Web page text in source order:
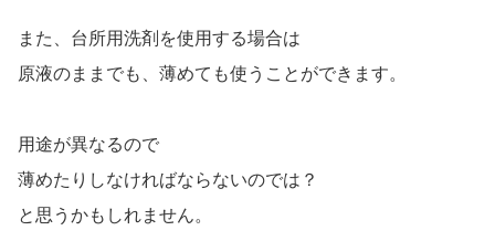
また、台所用洗剤を使用する場合は
原液のままでも、薄めても使うことができます。
用途が異なるので
薄めたりしなければならないのでは？
と思うかもしれません。